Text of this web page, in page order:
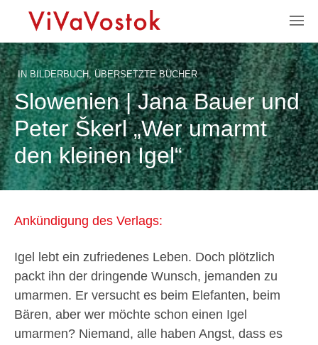
IN BILDERBUCH,ÜBERSETZTE BÜCHER
Slowenien | Jana Bauer und
Peter Škerl „Wer umarmt
den kleinen Igel“
Ankündigung des Verlags:
Igel lebt ein zufriedenes Leben. Doch plötzlich
packt ihn der dringende Wunsch, jemanden zu
umarmen. Er versucht es beim Elefanten, beim
Bären, aber wer möchte schon einen Igel
umarmen? Niemand, alle haben Angst, dass es